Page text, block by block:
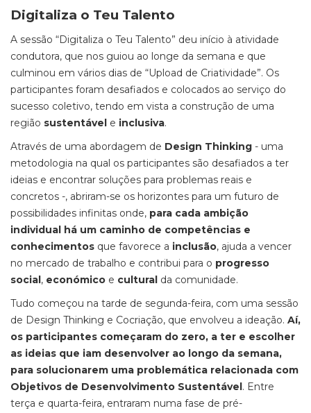
Digitaliza o Teu Talento
A sessão “Digitaliza o Teu Talento” deu início à atividade
condutora, que nos guiou ao longe da semana e que
culminou em vários dias de “Upload de Criatividade”. Os
participantes foram desafiados e colocados ao serviço do
sucesso coletivo, tendo em vista a construção de uma
região sustentável e inclusiva.
Através de uma abordagem de Design Thinking - uma
metodologia na qual os participantes são desafiados a ter
ideias e encontrar soluções para problemas reais e
concretos -, abriram-se os horizontes para um futuro de
possibilidades infinitas onde, para cada ambição
individual há um caminho de competências e
conhecimentos que favorece a inclusão, ajuda a vencer
no mercado de trabalho e contribui para o progresso
social, económico e cultural da comunidade.
Tudo começou na tarde de segunda-feira, com uma sessão
de Design Thinking e Cocriação, que envolveu a ideação. Aí,
os participantes começaram do zero, a ter e escolher
as ideias que iam desenvolver ao longo da semana,
para solucionarem uma problemática relacionada com
Objetivos de Desenvolvimento Sustentável. Entre
terça e quarta-feira, entraram numa fase de pré-